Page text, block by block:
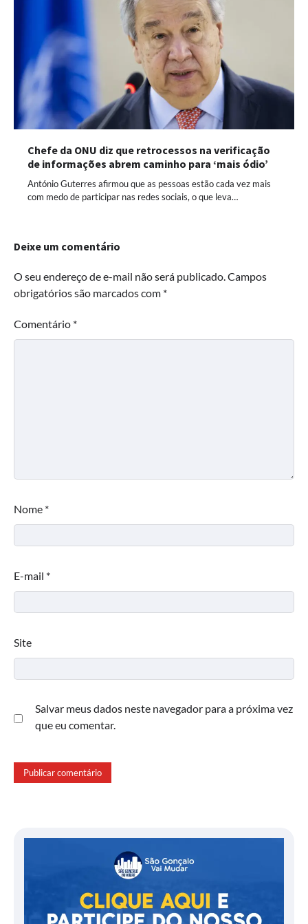
Chefe da ONU diz que retrocessos na verificação
de informações abrem caminho para ‘mais ódio’
António Guterres afirmou que as pessoas estão cada vez mais
com medo de participar nas redes sociais, o que leva…
Deixe um comentário
O seu endereço de e-mail não será publicado.Campos
obrigatórios são marcados com *
Comentário *
Nome *
E-mail *
Site
Salvar meus dados neste navegador para a próxima vez
que eu comentar.